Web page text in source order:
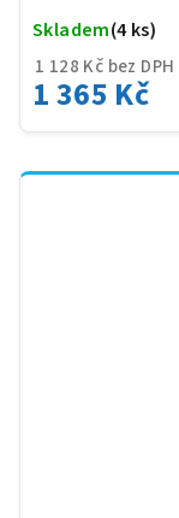
1 128 Kč bez DPH
1 365 Kč
Skladem(4 ks)